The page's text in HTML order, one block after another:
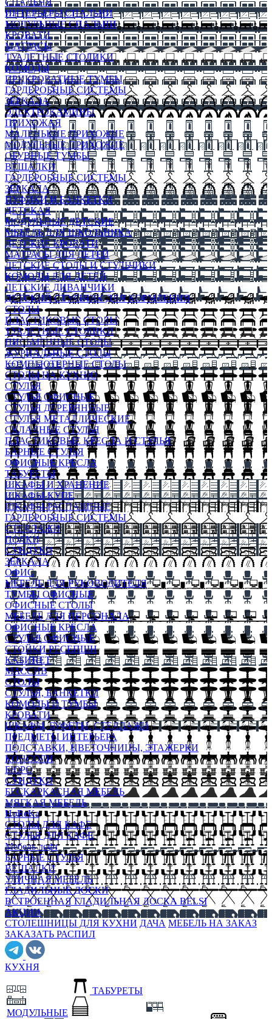
СПАЛЬНЯ
ИНТЕРЬЕРЫ СПАЛЬНИ
МОДУЛЬНЫЕ СПАЛЬНИ
КРОВАТИ
МАТРАСЫ
ТУАЛЕТНЫЕ СТОЛИКИ
КОМОДЫ
ПРИКРОВАТНЫЕ ТУМБЫ
ГАРДЕРОБНЫЕ СИСТЕМЫ
ЗЕРКАЛА
ЭЛЕКТРОКАМИНЫ
ПРИХОЖАЯ
МАЛЕНЬКИЕ ПРИХОЖИЕ
МОДУЛЬНЫЕ ПРИХОЖИЕ
ОБУВНЫЕ ТУМБЫ
ВЕШАЛКИ
ГАРДЕРОБНЫЕ СИСТЕМЫ
ЗЕРКАЛА
ПУФИКИ И БАНКЕТКИ
ДЕТСКАЯ
МОДУЛЬНЫЕ ДЕТСКИЕ
МЕБЕЛЬ ДЛЯ ШКОЛЬНИКА
ДЕТСКИЕ КРОВАТИ
МАТРАСЫ ДЛЯ ДЕТЕЙ
ДЕТСКИЕ СТОЛЫ И СТУЛЬЧИКИ
КОМОДЫ ДЛЯ ДЕТЕЙ
ДЕТСКИЕ ДИВАНЧИКИ
ДЕТСКИЙ СТУЛЬЧИК ДЛЯ КОРМЛЕНИЯ
СТОЛЫ
ПЛАСТИКОВЫЕ СТОЛЫ
ТУАЛЕТНЫЕ СТОЛИКИ
ПИСЬМЕННЫЕ СТОЛЫ
ЖУРНАЛЬНЫЕ СТОЛЫ
КОМПЬЮТЕРНЫЕ СТОЛЫ
СТОЛЫ НА КУХНЮ
СТУЛЬЯ
СТУЛЬЯ ОФИСНЫЕ
СТУЛЬЯ ДЕРЕВЯННЫЕ
СТУЛЬЯ МЕТАЛЛИЧЕСКИЕ
СКЛАДНЫЕ СТУЛЬЯ
ПЛАСТИКОВЫЕ КРЕСЛА И СТУЛЬЯ
БАРНЫЕ СТУЛЬЯ
ОФИСНЫЕ КРЕСЛА
ТАБУРЕТЫ
ШКАФЫ И ХРАНЕНИЕ
ШКАФЫ-КУПЕ
ШКАФЫ-РАСПАШНЫЕ
ГАРДЕРОБНЫЕ СИСТЕМЫ
СТЕЛЛАЖИ
ПОЛКИ
СУНДУКИ
ЗЕРКАЛА
ОФИС
МЕБЕЛЬ ДЛЯ РУКОВОДИТЕЛЯ
ТУМБЫ ОФИСНЫЕ
ОФИСНЫЕ СТОЛЫ
МЕБЕЛЬ ДЛЯ ПЕРСОНАЛА
ОФИСНЫЕ КРЕСЛА
СТУЛЬЯ ОФИСНЫЕ
СТОЙКИ РЕСЕПШН
КАБИНЕТ
МАССИВ
СТОЛЫ
СТУЛЬЯ, БАНКЕТКИ
КОМОДЫ И ТУМБЫ
КРОВАТИ
ШКАФЫ, БУФЕТЫ, СТЕЛЛАЖИ
ПРЕДМЕТЫ ИНТЕРЬЕРА
ПОДСТАВКИ, ЦВЕТОЧНИЦЫ, ЭТАЖЕРКИ
КОНСОЛИ
БЮРО
СУНДУКИ
БЕСКАРКАСНАЯ МЕБЕЛЬ
МЯГКАЯ МЕБЕЛЬ
HoReKa
СТОЛЫ ДЛЯ КАФЕ
СТУЛЬЯ ДЛЯ КАФЕ
Мебель лофт
БАРНЫЕ СТУЛЬЯ
ВЕШАЛКИ
УЛИЧНАЯ МЕБЕЛЬ
ГЛАДИЛЬНЫЕ ДОСКИ
ВСТРОЕННАЯ ГЛАДИЛЬНАЯ ДОСКА BELSI
АКЦИИ
СТОЛЕШНИЦЫ ДЛЯ КУХНИ ДАЧА МЕБЕЛЬ НА ЗАКАЗ
ЗАКАЗАТЬ РАСПИЛ
КУХНЯ
МОДУЛЬНЫЕ
ТАБУРЕТЫ